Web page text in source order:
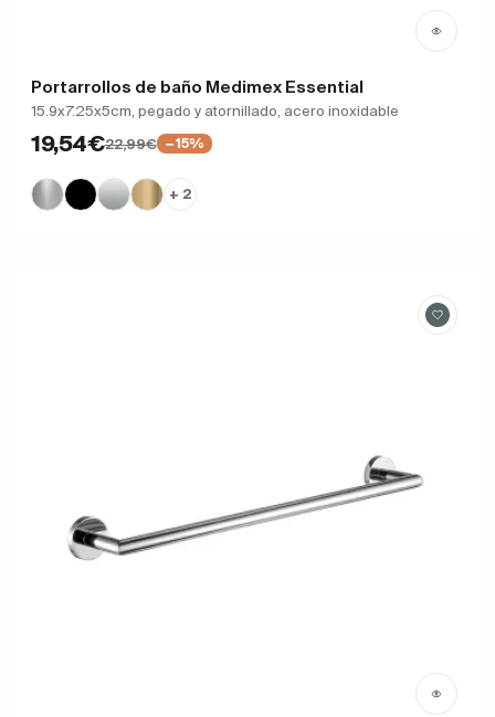
Portarrollos de baño Medimex Essential
15.9x7.25x5cm, pegado y atornillado, acero inoxidable
19,54€22,99€ −15%
+ 2